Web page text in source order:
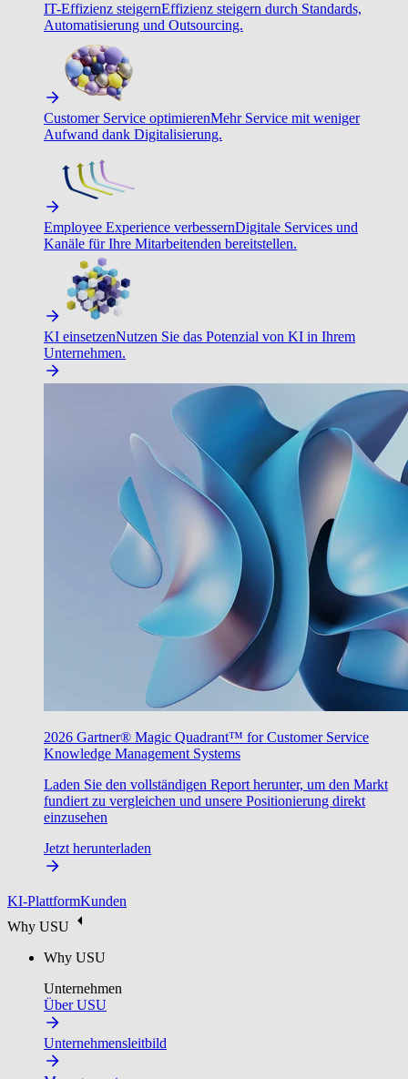
IT-Effizienz steigernEffizienz steigern durch Standards,
Automatisierung und Outsourcing.
Customer Service optimierenMehr Service mit weniger
Aufwand dank Digitalisierung.
Employee Experience verbessernDigitale Services und
Kanäle für Ihre Mitarbeitenden bereitstellen.
KI einsetzenNutzen Sie das Potenzial von KI in Ihrem
Unternehmen.
2026 Gartner® Magic Quadrant™ for Customer Service
Knowledge Management Systems
Laden Sie den vollständigen Report herunter, um den Markt
fundiert zu vergleichen und unsere Positionierung direkt
einzusehen
Jetzt herunterladen
KI-PlattformKunden
Why USU
Why USU
Unternehmen
Über USU
Unternehmensleitbild